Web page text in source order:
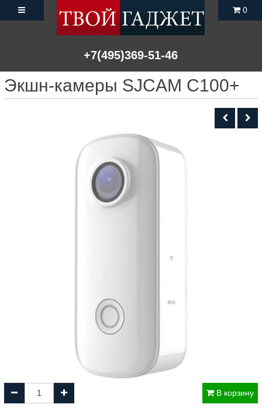
+7(495)369-51-46
0
Экшн-камеры SJCAM C100+
В корзину